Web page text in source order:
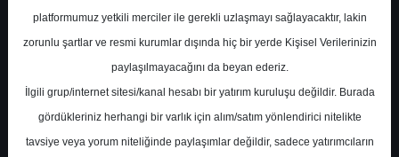
A- A+
platformumuz yetkili merciler ile gerekli uzlaşmayı sağlayacaktır, lakin
zorunlu şartlar ve resmi kurumlar dışında hiç bir yerde Kişisel Verilerinizin
paylaşılmayacağını da beyan ederiz.
İlgili grup/internet sitesi/kanal hesabı bir yatırım kuruluşu değildir. Burada
gördükleriniz herhangi bir varlık için alım/satım yönlendirici nitelikte
tavsiye veya yorum niteliğinde paylaşımlar değildir, sadece yatırımcıların